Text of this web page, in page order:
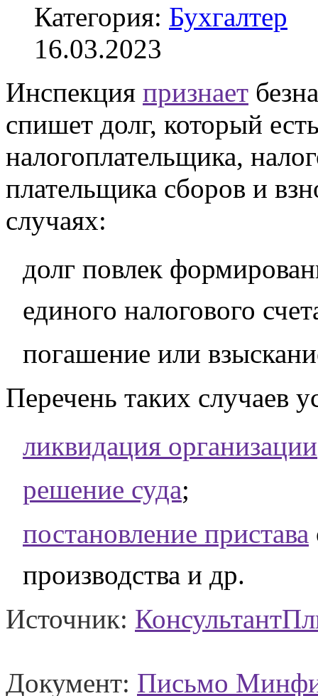
Категория: Бухгалтер
16.03.2023
Инспекция признает
спишет долг, который
налогоплательщика,
плательщика сборов и
случаях:
долг повлек
единого налогового
погашение или
Перечень таких случаев
ликвидация организации
решение суда;
постановление пристава
производства и др.
Источник:
Документ: Письмо